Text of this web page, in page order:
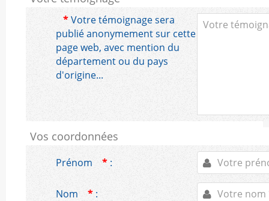
*Votre témoignage sera
publié anonymement sur cette
page web, avec mention du
département ou du pays
d'origine...
Vos coordonnées
Prénom * :
Nom * :